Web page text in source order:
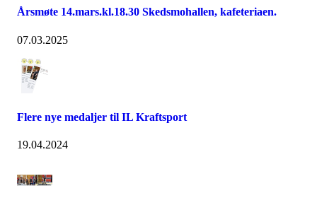
Årsmøte 14.mars.kl.18.30 Skedsmohallen, kafeteriaen.
07.03.2025
Flere nye medaljer til IL Kraftsport
19.04.2024